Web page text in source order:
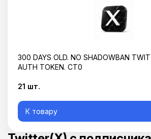
300 DAYS OLD. NO SHADOWBAN
AUTH TOKEN. CT0
21 шт.
К товару